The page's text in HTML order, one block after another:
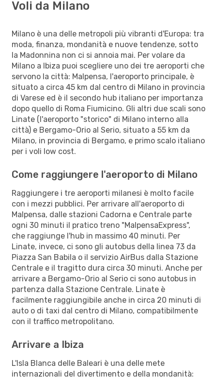
Voli da Milano
Milano è una delle metropoli più vibranti d'Europa: tra
moda, finanza, mondanità e nuove tendenze, sotto
la Madonnina non ci si annoia mai. Per volare da
Milano a Ibiza puoi scegliere uno dei tre aeroporti che
servono la città: Malpensa, l'aeroporto principale, è
situato a circa 45 km dal centro di Milano in provincia
di Varese ed è il secondo hub italiano per importanza
dopo quello di Roma Fiumicino. Gli altri due scali sono
Linate (l'aeroporto "storico" di Milano interno alla
città) e Bergamo-Orio al Serio, situato a 55 km da
Milano, in provincia di Bergamo, e primo scalo italiano
per i voli low cost.
Come raggiungere l'aeroporto di Milano
Raggiungere i tre aeroporti milanesi è molto facile
con i mezzi pubblici. Per arrivare all'aeroporto di
Malpensa, dalle stazioni Cadorna e Centrale parte
ogni 30 minuti il pratico treno "MalpensaExpress",
che raggiunge l'hub in massimo 40 minuti. Per
Linate, invece, ci sono gli autobus della linea 73 da
Piazza San Babila o il servizio AirBus dalla Stazione
Centrale e il tragitto dura circa 30 minuti. Anche per
arrivare a Bergamo-Orio al Serio ci sono autobus in
partenza dalla Stazione Centrale. Linate è
facilmente raggiungibile anche in circa 20 minuti di
auto o di taxi dal centro di Milano, compatibilmente
con il traffico metropolitano.
Arrivare a Ibiza
L'Isla Blanca delle Baleari è una delle mete
internazionali del divertimento e della mondanità: